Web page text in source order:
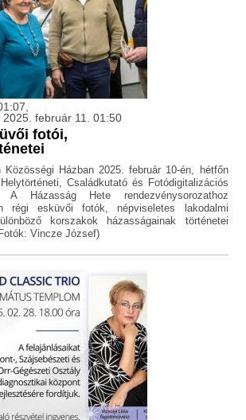
február 11. 01:50
fotói,
Házban 2025. február 10-én, hétfőn
Családkutató és Fotódigitalizációs
A Házasság Hete rendezvénysorozathoz
régi esküvői fotók, népviseletes lakodalmi
korszakok házasságainak történetei
Vincze József)